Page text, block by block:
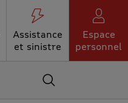
Assistance
et sinistre
Espace
personnel
Accédez au moteur